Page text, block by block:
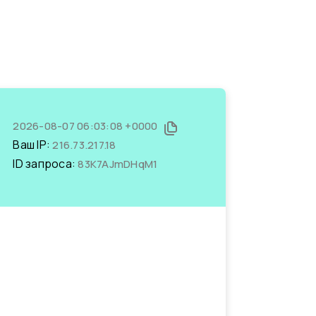
2026-08-07 06:03:08 +0000
Ваш IP:216.73.217.18
ID запроса:83K7AJmDHqM1